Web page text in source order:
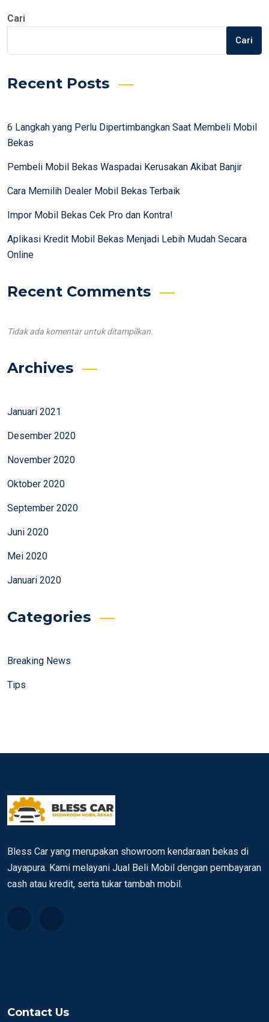
Cari
Cari
Recent Posts
6 Langkah yang Perlu Dipertimbangkan Saat Membeli Mobil
Bekas
Pembeli Mobil Bekas Waspadai Kerusakan Akibat Banjir
Cara Memilih Dealer Mobil Bekas Terbaik
Impor Mobil Bekas Cek Pro dan Kontra!
Aplikasi Kredit Mobil Bekas Menjadi Lebih Mudah Secara
Online
Recent Comments
Tidak ada komentar untuk ditampilkan.
Archives
Januari 2021
Desember 2020
November 2020
Oktober 2020
September 2020
Juni 2020
Mei 2020
Januari 2020
Categories
Breaking News
Tips
Bless Car yang merupakan showroom kendaraan bekas di
Jayapura. Kami melayani Jual Beli Mobil dengan pembayaran
cash atau kredit, serta tukar tambah mobil.
Contact Us